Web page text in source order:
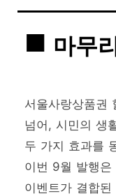
마무
서울사랑상품권
넘어, 시민의 생
두 가지 효과를
이번 9월 발행은
이벤트가 결합